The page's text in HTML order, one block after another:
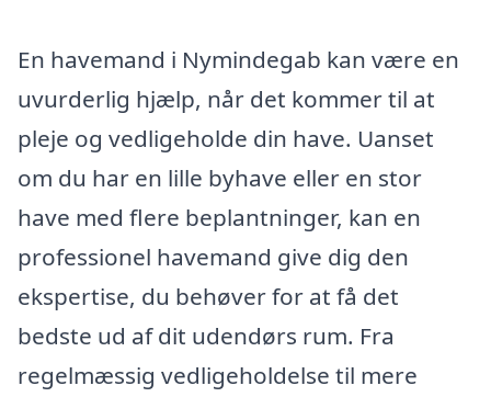
En havemand i Nymindegab kan være en
uvurderlig hjælp, når det kommer til at
pleje og vedligeholde din have. Uanset
om du har en lille byhave eller en stor
have med flere beplantninger, kan en
professionel havemand give dig den
ekspertise, du behøver for at få det
bedste ud af dit udendørs rum. Fra
regelmæssig vedligeholdelse til mere